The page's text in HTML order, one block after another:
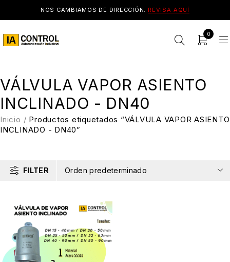
NOS CAMBIAMOS DE DIRECCIÓN. REVISA AQUÍ
0
VÁLVULA VAPOR ASIENTO
INCLINADO - DN40
Inicio / Productos etiquetados “VÁLVULA VAPOR ASIENTO
INCLINADO - DN40”
FILTER Orden predeterminado